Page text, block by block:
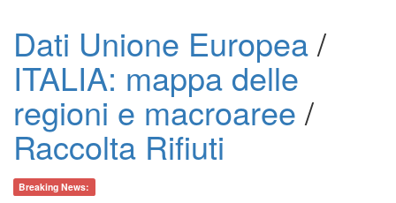
Dati Unione Europea/
ITALIA: mappa delle
regioni e macroaree /
Raccolta Rifiuti
Breaking News: